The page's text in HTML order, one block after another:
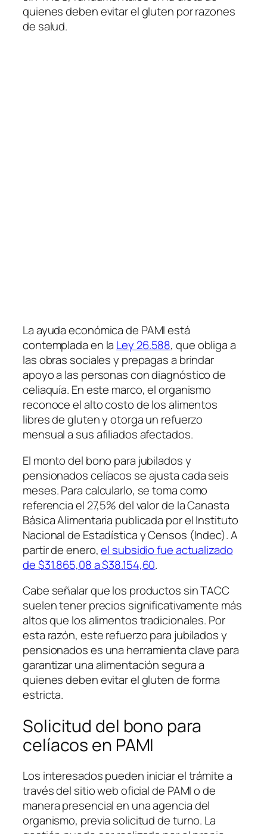
quienes deben evitar el gluten por razones
de salud.
La ayuda económica de PAMI está
contemplada en la Ley 26.588, que obliga a
las obras sociales y prepagas a brindar
apoyo a las personas con diagnóstico de
celiaquía. En este marco, el organismo
reconoce el alto costo de los alimentos
libres de gluten y otorga un refuerzo
mensual a sus afiliados afectados.
El monto del bono para jubilados y
pensionados celíacos se ajusta cada seis
meses. Para calcularlo, se toma como
referencia el 27,5% del valor de la Canasta
Básica Alimentaria publicada por el Instituto
Nacional de Estadística y Censos (Indec). A
partir de enero,el subsidio fue actualizado
de $31.865,08 a $38.154,60.
Cabe señalar que los productos sin TACC
suelen tener precios significativamente más
altos que los alimentos tradicionales. Por
esta razón, este refuerzo para jubilados y
pensionados es una herramienta clave para
garantizar una alimentación segura a
quienes deben evitar el gluten de forma
estricta.
Solicitud del bono para
celíacos en PAMI
Los interesados pueden iniciar el trámite a
través del sitio web oficial de PAMI o de
manera presencial en una agencia del
organismo, previa solicitud de turno. La